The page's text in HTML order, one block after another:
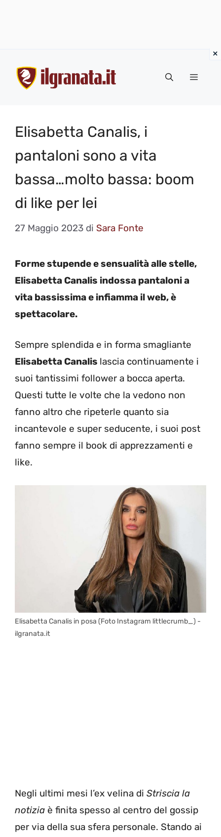
contenuto
Menu
Elisabetta Canalis, i
pantaloni sono a vita
bassa…molto bassa: boom
di like per lei
27 Maggio 2023 di Sara Fonte
Forme stupende e sensualità alle stelle,
Elisabetta Canalis indossa pantaloni a
vita bassissima e infiamma il web, è
spettacolare.
Sempre splendida e in forma smagliante
Elisabetta Canalis lascia continuamente i
suoi tantissimi follower a bocca aperta.
Questi tutte le volte che la vedono non
fanno altro che ripeterle quanto sia
incantevole e super seducente, i suoi post
fanno sempre il book di apprezzamenti e
like.
Elisabetta Canalis in posa (Foto Instagram littlecrumb_) -
ilgranata.it
Negli ultimi mesi l’ex velina di Striscia la
notizia è finita spesso al centro del gossip
per via della sua sfera personale. Stando ai